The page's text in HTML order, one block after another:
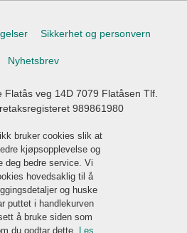
Sikkerhet og personvern
Nyhetsbrev
veg 14D 7079 Flatåsen Tlf.
989861980
bruker cookies slik at
kjøpsopplevelse og
deg bedre service. Vi
hovedsaklig til å
og huske
puttet i handlekurven
å bruke siden som
du godtar dette. Les